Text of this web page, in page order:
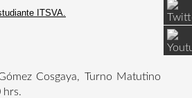
ITSVA.
Cosgaya, Turno Matutino
hrs.